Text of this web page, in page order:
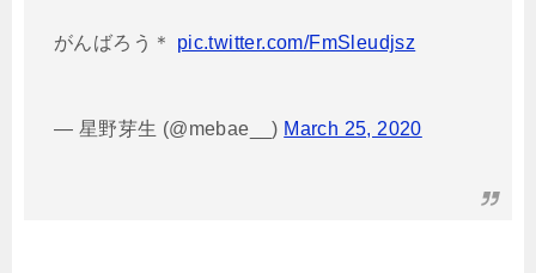
がんばろう＊ pic.twitter.com/FmSleudjsz
— 星野芽生 (@mebae__) March 25, 2020